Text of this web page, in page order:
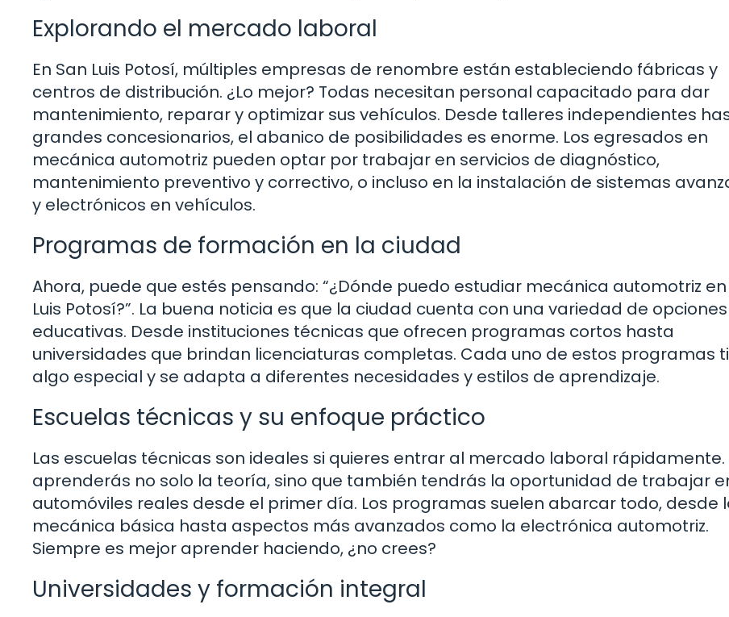
Explorando el mercado laboral
En San Luis Potosí, múltiples empresas de renombre están estableciendo fábricas y
centros de distribución. ¿Lo mejor? Todas necesitan personal capacitado para dar
mantenimiento, reparar y optimizar sus vehículos. Desde talleres independientes
grandes concesionarios, el abanico de posibilidades es enorme. Los egresados en
mecánica automotriz pueden optar por trabajar en servicios de diagnóstico,
mantenimiento preventivo y correctivo, o incluso en la instalación de sistemas
y electrónicos en vehículos.
Programas de formación en la ciudad
Ahora, puede que estés pensando: “¿Dónde puedo estudiar mecánica automotriz en
Luis Potosí?”. La buena noticia es que la ciudad cuenta con una variedad de opciones
educativas. Desde instituciones técnicas que ofrecen programas cortos hasta
universidades que brindan licenciaturas completas. Cada uno de estos programas
algo especial y se adapta a diferentes necesidades y estilos de aprendizaje.
Escuelas técnicas y su enfoque práctico
Las escuelas técnicas son ideales si quieres entrar al mercado laboral rápidamente.
aprenderás no solo la teoría, sino que también tendrás la oportunidad de trabajar
automóviles reales desde el primer día. Los programas suelen abarcar todo, desde
mecánica básica hasta aspectos más avanzados como la electrónica automotriz.
Siempre es mejor aprender haciendo, ¿no crees?
Universidades y formación integral